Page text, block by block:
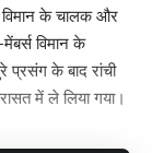
के चालक और
विमान के
के बाद रांची
में ले लिया गया।